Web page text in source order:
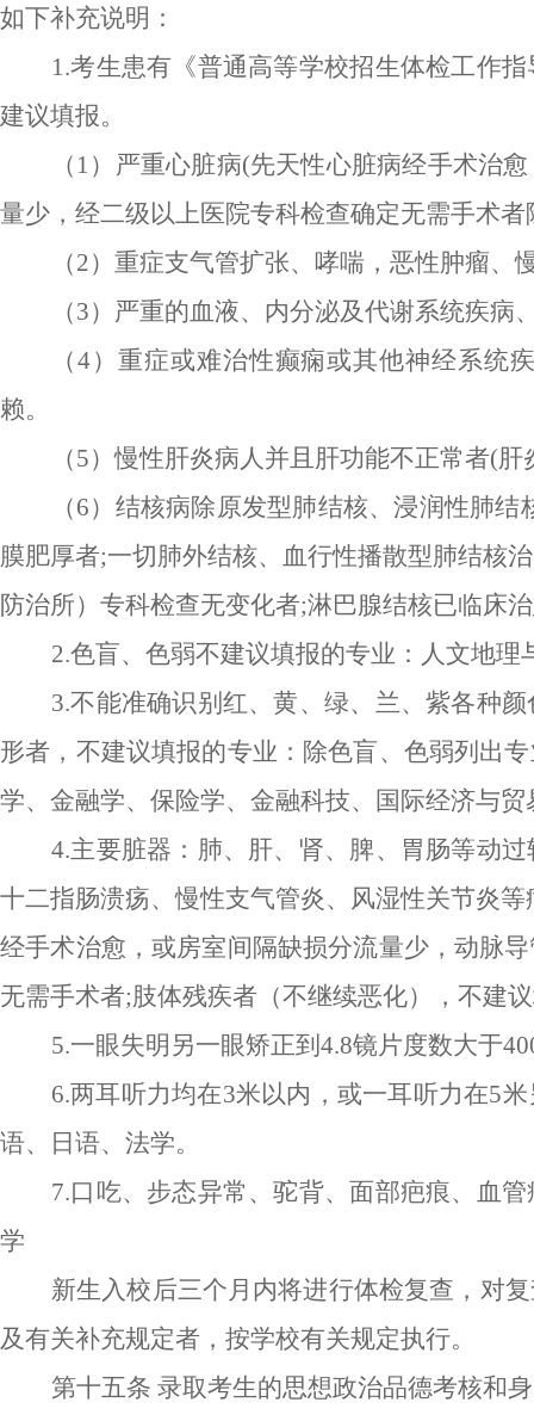
如下补充说明：
1.考生患有《普通高等学校招生体检工作
建议填报。
（ 1 ）严重心脏病(先天性心脏病经手术治
量少，经二级以上医院专科检查确定无需手术
（2）重症支气管扩张、哮喘，恶性肿瘤、
（3） 严重的血液、内分泌及代谢系统疾病
（4）重症或难治性癫痫或其他神经系统
赖。
（5）慢性肝炎病人并且肝功能不正常者(
（6）结核病除原发型肺结核、浸润性肺
膜肥厚者;一切肺外结核、血行性播散型肺结核
防治所）专科检查无变化者;淋巴腺结核已临床
2.色盲、色弱不建议填报的专业：人文地理
3.不能准确识别红、黄、绿、 兰、紫各种
形者 ， 不建议填报的专业：除色盲、色弱列出
学、金融学、保险学、 金融科技、
国际经济与贸
4.主要脏器：肺、肝、肾、脾、胃肠等动
十二指肠溃疡、慢性支气管炎、风湿性关节炎
经手术治愈，或房室间隔缺损分流量少，动脉
无需手术者;肢体残疾者（不继续恶化），不建
5.一眼失明另一眼矫正到4.8镜片度数大于
6.两耳听力均在3米以内，或一耳听力在5
语、日语、法学。
7.口吃、步态异常、驼背、面部疤痕、血
学
新生入校后三个月内将进行体检复查，对
及有关补充规定者，按学校有关规定执行。
第十五条 录取考生的思想政治品德考核和